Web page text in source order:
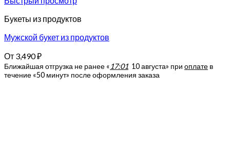
Букеты из продуктов
Мужской букет из продуктов
От 3,490₽
Ближайшая отгрузка не ранее « 17:01 10 августа» при оплате в
течение «50 минут» после оформления заказа